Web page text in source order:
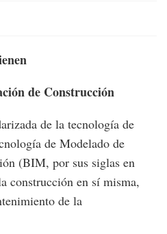
de Construcción
de la tecnología de
de Modelado de
(BIM, por sus siglas en
construcción en sí misma,
de la